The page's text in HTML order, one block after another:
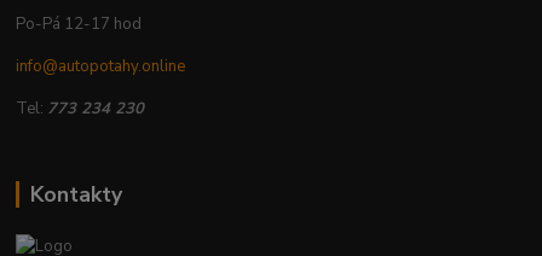
Po-Pá 12-17 hod
info@autopotahy.online
Tel: 773 234 230
Kontakty